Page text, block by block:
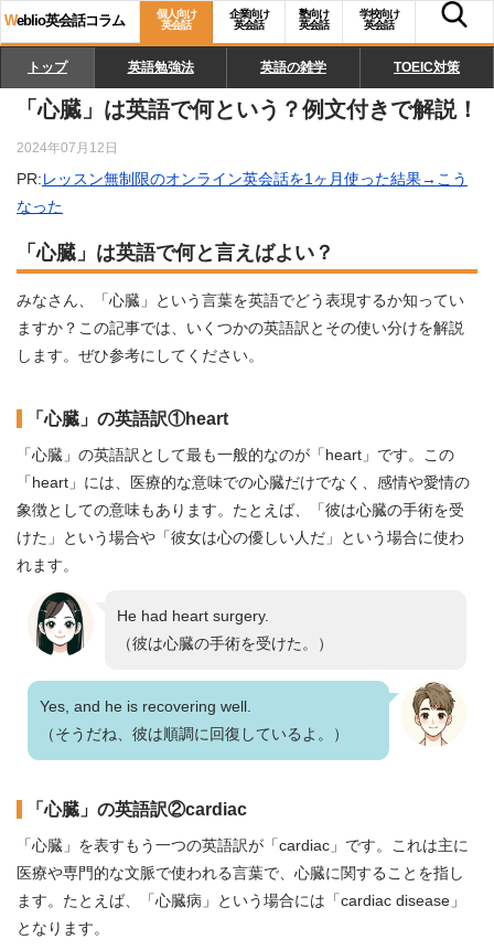
Weblio英会話コラム
個人向け
英会話
企業向け
英会話
塾向け
英会話
学校向け
英会話
トップ 英語勉強法 英語の雑学 TOEIC対策
「心臓」は英語で何という？例文付きで解説！
2024年07月12日
PR:レッスン無制限のオンライン英会話を1ヶ月使った結果→こう
なった
「心臓」は英語で何と言えばよい？
みなさん、「心臓」という言葉を英語でどう表現するか知ってい
ますか？この記事では、いくつかの英語訳とその使い分けを解説
します。ぜひ参考にしてください。
「心臓」の英語訳①heart
「心臓」の英語訳として最も一般的なのが「heart」です。この
「heart」には、医療的な意味での心臓だけでなく、感情や愛情の
象徴としての意味もあります。たとえば、「彼は心臓の手術を受
けた」という場合や「彼女は心の優しい人だ」という場合に使わ
れます。
He had heart surgery.
（彼は心臓の手術を受けた。）
Yes, and he is recovering well.
（そうだね、彼は順調に回復しているよ。）
「心臓」の英語訳②cardiac
「心臓」を表すもう一つの英語訳が「cardiac」です。これは主に
医療や専門的な文脈で使われる言葉で、心臓に関することを指し
ます。たとえば、「心臓病」という場合には「cardiac disease」
となります。